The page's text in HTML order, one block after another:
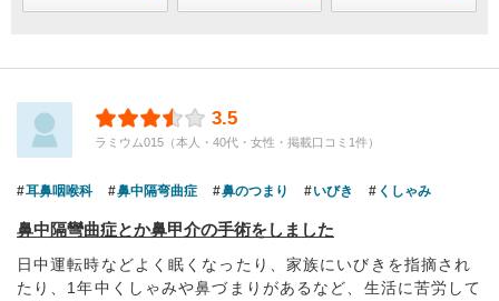
3.5
ラミウム015（本人・40代・女性・掲載口コミ1件）
耳鼻咽喉科 鼻中隔弯曲症 鼻のつまり いびき くしゃみ
鼻中隔彎曲症とか鼻甲介の手術をしました
日中運転時などよく眠くなったり、家族にいびきを指摘され
たり、1年中くしゃみや鼻づまりがあるなど、生活に苦労して